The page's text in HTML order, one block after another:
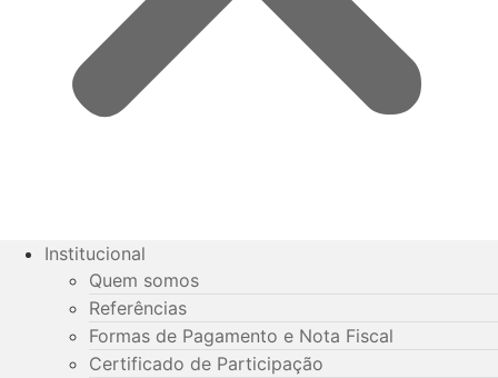
Institucional
Quem somos
Referências
Formas de Pagamento e Nota Fiscal
Certificado de Participação